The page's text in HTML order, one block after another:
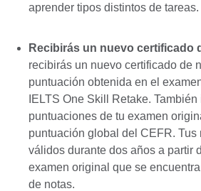
aprender tipos distintos de tareas.
Recibirás un nuevo certificado
recibirás un nuevo certificado de
puntuación obtenida en el
IELTS One Skill Retake.
puntuaciones de tu examen
puntuación global del CEFR. Tus
válidos durante dos años a partir
examen original que se
de notas.